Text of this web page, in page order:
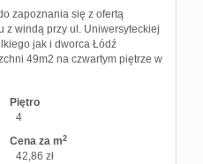
zapoznania się z ofertą
z windą przy ul. Uniwersyteckiej
jak i dworca Łódź
49m2 na czwartym piętrze w
Piętro
4
Cena za m2
42,86 zł